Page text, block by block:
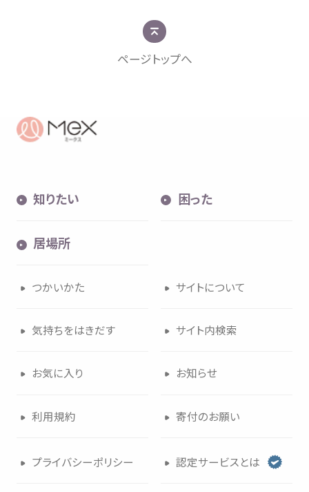
ページトップへ
知りたい 困った
居場所
つかいかた サイトについて
気持ちをはきだす サイト内検索
お気に入 り お知らせ
利用規約 寄付のお願い
プライバシーポリシー 認定サービスとは